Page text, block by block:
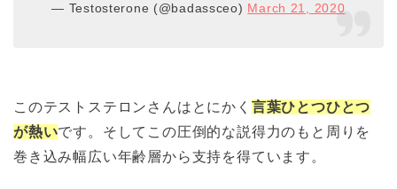
— Testosterone (@badassceo) March 21, 2020
このテストステロンさんはとにかく 言葉ひとつひとつ
が熱いです。そしてこの圧倒的な説得力のもと周りを
巻き込み幅広い年齢層から支持を得ています。